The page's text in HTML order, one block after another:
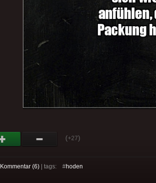
(+27)
Kommentar (6) | tags: #hoden